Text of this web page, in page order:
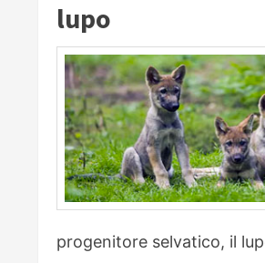
lupo
progenitore selvatico, il